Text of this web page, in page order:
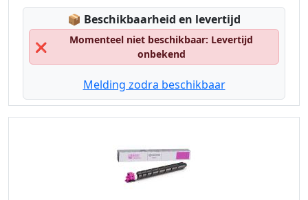
📦 Lagerstatus:
Beschikbaarheid en levertijd
❌
Momenteel niet beschikbaar: Levertijd
onbekend
Melding zodra beschikbaar